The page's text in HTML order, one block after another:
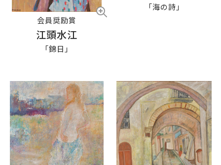
会員奨励賞
江頭水江
「錦日」
「海の詩」